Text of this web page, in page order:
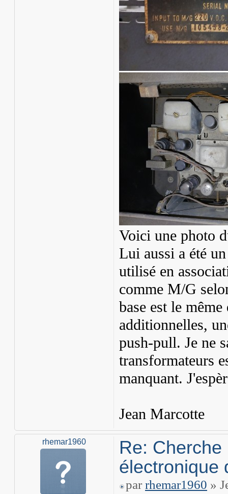
Voici une photo
Lui aussi a été
utilisé en
comme M/G
base est le
additionnelles,
push-pull. Je ne
transformateurs
manquant.
Jean Marcotte
rhemar1960
Re:
électronique
par rhemar1960 »